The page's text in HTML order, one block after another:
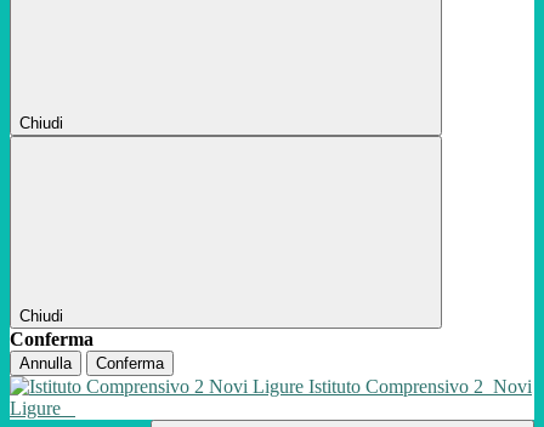
Chiudi
Chiudi
Conferma
Annulla Conferma
Istituto Comprensivo 2 Novi
Ligure